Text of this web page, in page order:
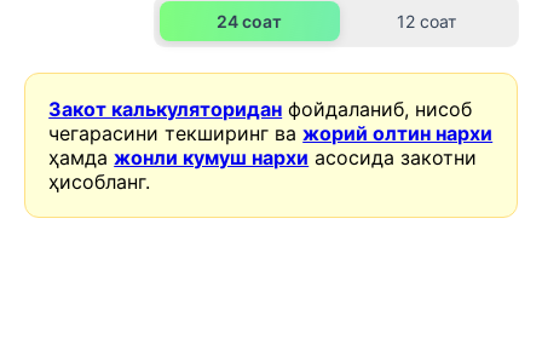
24 соат 12 соат
Закот калькуляторидан фойдаланиб, нисоб
чегарасини текширинг важорий олтин нархи
ҳамдажонли кумуш нархи асосида закотни
ҳисобланг.